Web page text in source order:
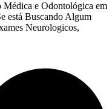
Médica e Odontológica em
está Buscando Algum
Neurologicos,